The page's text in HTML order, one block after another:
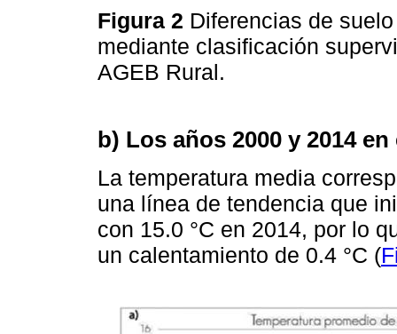
Figura 2 Diferencias de
mediante clasificación
AGEB Rural.
b) Los años 2000 y 2014
La temperatura media
una línea de tendencia que
con 15.0 °C en 2014, por lo
un calentamiento de 0.4 °C (